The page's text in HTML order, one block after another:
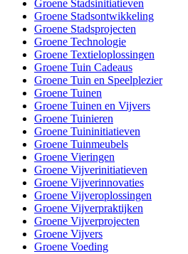
Groene Stadsinitiatieven
Groene Stadsontwikkeling
Groene Stadsprojecten
Groene Technologie
Groene Textieloplossingen
Groene Tuin Cadeaus
Groene Tuin en Speelplezier
Groene Tuinen
Groene Tuinen en Vijvers
Groene Tuinieren
Groene Tuininitiatieven
Groene Tuinmeubels
Groene Vieringen
Groene Vijverinitiatieven
Groene Vijverinnovaties
Groene Vijveroplossingen
Groene Vijverpraktijken
Groene Vijverprojecten
Groene Vijvers
Groene Voeding